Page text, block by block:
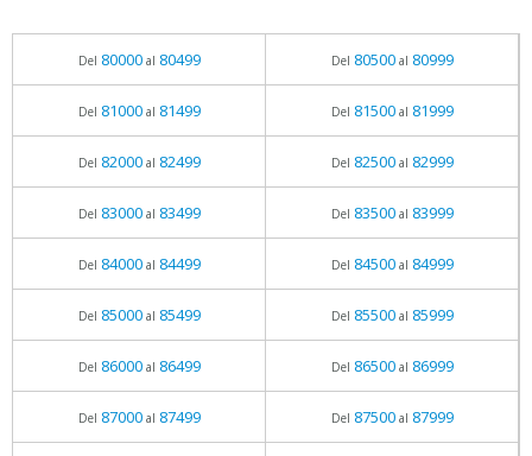
Del 80000al 80499 Del 80500al 80999
Del 81000al 81499 Del 81500al 81999
Del 82000al 82499 Del 82500al 82999
Del 83000al 83499 Del 83500al 83999
Del 84000al 84499 Del 84500al 84999
Del 85000al 85499 Del 85500al 85999
Del 86000al 86499 Del 86500al 86999
Del 87000al 87499 Del 87500al 87999